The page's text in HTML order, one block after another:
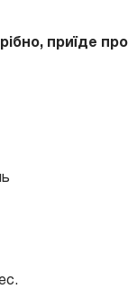
приїде